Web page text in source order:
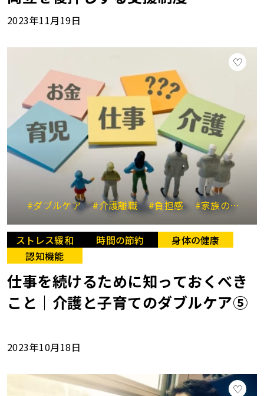
2023年11月19日
#ダブルケア #介護離職 #負担感 #家族の理解
ストレス緩和 時間の節約
身体の健康
認知機能
仕事を続けるために知っておくべき
こと｜介護と子育てのダブルケア⑤
2023年10月18日